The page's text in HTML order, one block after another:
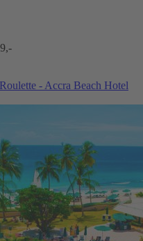
- Accra Beach Hotel